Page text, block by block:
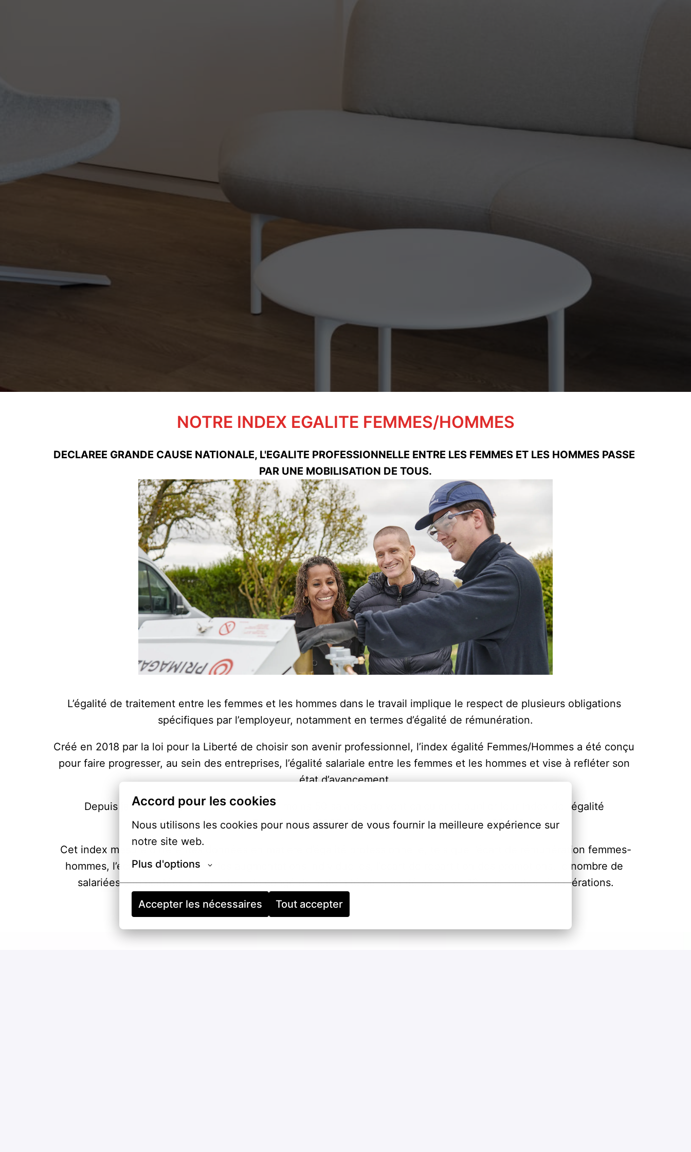
Accord pour les cookies
Nous utilisons les cookies pour nous assurer de vous fournir la meilleure expérience sur
notre site web.
Plus d'options
Accepter les nécessaires Tout accepter
NOTRE INDEX EGALITE FEMMES/HOMMES
DECLAREE GRANDE CAUSE NATIONALE, L'EGALITE PROFESSIONNELLE ENTRE LES FEMMES ET LES HOMMES PASSE
PAR UNE MOBILISATION DE TOUS.
L’égalité de traitement entre les femmes et les hommes dans le travail implique le respect de plusieurs obligations
spécifiques par l’employeur, notamment en termes d’égalité de rémunération.
Créé en 2018 par la loi pour la Liberté de choisir son avenir professionnel, l’index égalité Femmes/Hommes a été conçu
pour faire progresser, au sein des entreprises, l’égalité salariale entre les femmes et les hommes et vise à refléter son
état d’avancement.
Depuis janvier 2019, les entreprises d’au moins 50 salariés doivent calculer et publier leur Index de l’égalité
Femmes/Hommes. Pour l'année 2023, Primagaz a atteint la note de 93/100 !
Cet index mesure différentes données en matière d’égalité professionnelle, tels que l’écart de rémunération femmes-
hommes, l’écart de répartition des augmentations individuelles, l’écart de répartition des promotions, le nombre de
salariées augmentées à leur retour de congé de maternité ou la parité parmi les 10 plus hautes rémunérations.